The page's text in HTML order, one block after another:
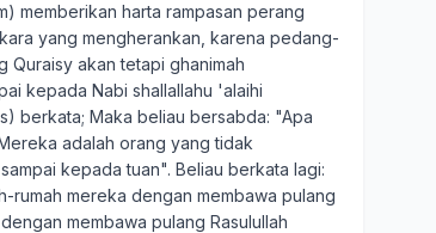
memberikan harta rampasan perang
yang mengherankan, karena pedang-
Quraisy akan tetapi ghanimah
kepada Nabi shallallahu 'alaihi
berkata; Maka beliau bersabda: "Apa
adalah orang yang tidak
kepada tuan". Beliau berkata lagi:
rumah mereka dengan membawa pulang
membawa pulang Rasulullah